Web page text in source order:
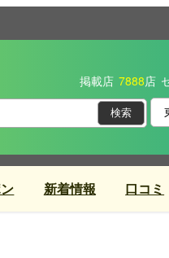
掲載店 7888店
新着情報 口コミ